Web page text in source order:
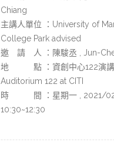
Chiang
主講人單位 ：University of
College Park advised
邀 請 人 ：陳駿丞 , Jun-
地 點 ：資創中心122演講
Auditorium 122 at CITI
時 間 ：星期一 , 2021/
10:30~12:30